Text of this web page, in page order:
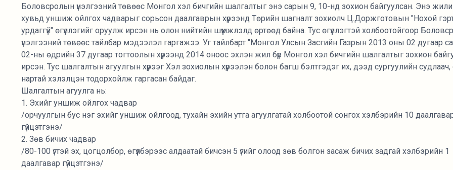
Боловсролын үнэлгээний төвөөс Монгол хэл бичгийн шалгалтыг энэ сарын 9, 10-нд зохион байгуулсан. Энэ
хувьд уншиж ойлгох чадварыг сорьсон даалгаврын хүрээнд Төрийн шагналт зохиолч Ц.Доржготовын "Нохой гэрт
урдаггүй" өгүүллэгийг оруулж ирсэн нь олон нийтийн шүүмжлэлд өртөөд байна. Тус өгүүллэгтэй холбоотойгоор
үнэлгээний төвөөс тайлбар мэдээлэл гаргажээ. Уг тайлбарт "Монгол Улсын Засгийн Газрын 2013 оны 02 дугаар
02-ны өдрийн 37 дугаар тогтоолын хүрээнд 2014 оноос эхлэн жил бүр Монгол хэл бичгийн шалгалтыг зохион
ирсэн. Тус шалгалтын агуулгын хүрээг Хэл зохиолын хүрээлэн болон багш бэлтгэдэг их, дээд сургуулийн
нартай хэлэлцэн тодорхойлж гаргасан байдаг.
Шалгалтын агуулга нь:
1. Эхийг уншиж ойлгох чадвар
/орчуулгын бус нэг эхийг уншиж ойлгоод, тухайн эхийн утга агуулгатай холбоотой сонгох хэлбэрийн 10
гүйцэтгэнэ/
2. Зөв бичих чадвар
/80-100 үгтэй эх, цогцолбор, өгүүлбэрээс алдаатай бичсэн 5 үгийг олоод зөв болгон засаж бичих задгай хэлбэрийн 1
даалгавар гүйцэтгэнэ/